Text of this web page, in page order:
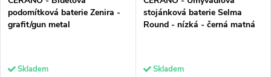
podomítková baterie Zenira -
grafit/gun metal
Skladem
stojánková baterie Selma
Round - nízká - černá matná
Skladem